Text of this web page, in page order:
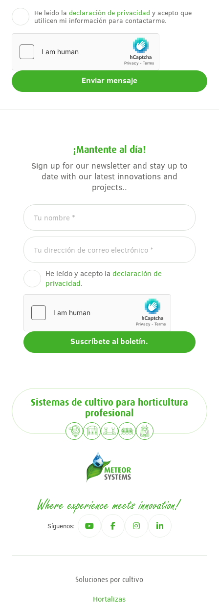
He leído la declaración de privacidad y acepto que
utilicen mi información para contactarme.
¡Mantente al día!
Sign up for our newsletter and stay up to
date with our latest innovations and
projects..
He leído y acepto la declaración de
privacidad.
Sistemas de cultivo para horticultura
profesional
Síguenos:
Soluciones por cultivo
Hortalizas